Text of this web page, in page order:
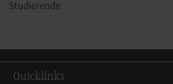
Studierende
Quicklinks